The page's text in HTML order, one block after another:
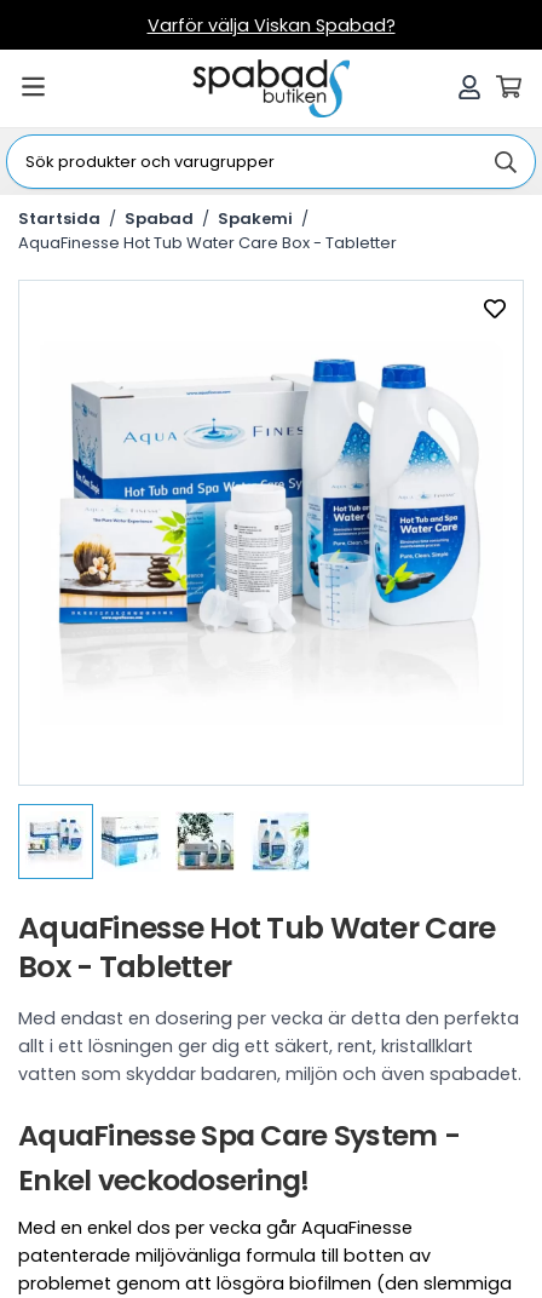
Varför välja Viskan Spabad?
Startsida / Spabad / Spakemi /
AquaFinesse Hot Tub Water Care Box - Tabletter
AquaFinesse Hot Tub Water Care
Box - Tabletter
Med endast en dosering per vecka är detta den perfekta
allt i ett lösningen ger dig ett säkert, rent, kristallklart
vatten som skyddar badaren, miljön och även spabadet.
AquaFinesse Spa Care System -
Enkel veckodosering!
Med en enkel dos per vecka går AquaFinesse
patenterade miljövänliga formula till botten av
problemet genom att lösgöra biofilmen (den slemmiga